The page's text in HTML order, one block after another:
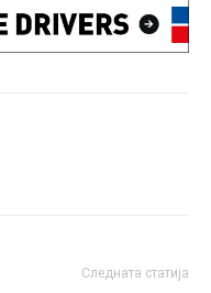
Следната статија